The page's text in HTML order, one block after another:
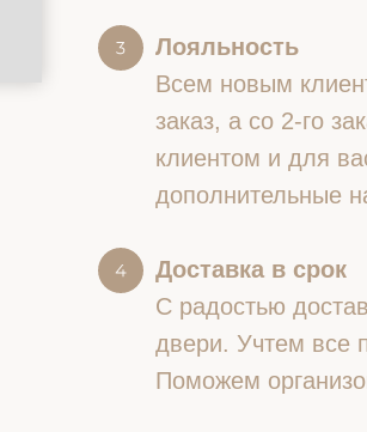
Лояльность
Всем новым
заказ, а со 2-го
клиентом и для
дополнительные
Доставка в срок
С радостью
двери. Учтем все
Поможем